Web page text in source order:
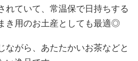
れていて、常温保で日持ちする
き用のお土産としても最適◎
ながら、あたたかいお茶などと